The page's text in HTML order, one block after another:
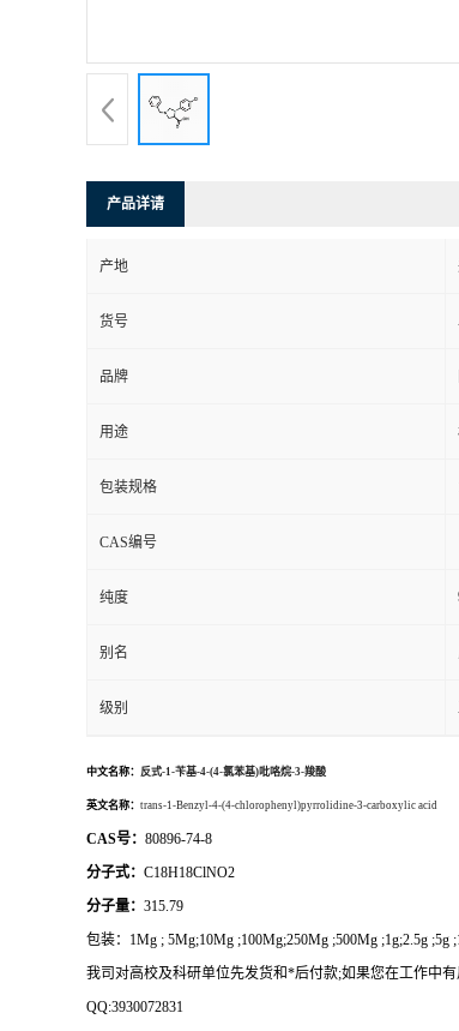
产品详请
产地
货号
品牌
用途
包装规格
CAS编号
纯度
别名
级别
中文名称： 反式-1-苄基-4-(4-氯苯基)吡咯烷-3-羧酸
英文名称： trans-1-Benzyl-4-(4-chlorophenyl)pyrrolidine-3-carboxylic acid
CAS号： 80896-74-8
分子式： C18H18ClNO2
分子量： 315.79
包装： 1Mg ; 5Mg;10Mg ;100Mg;250Mg ;500Mg ;1g;2.5g
我司对高校及科研单位先发货和*后付款;如果您在工作中有
QQ:3930072831